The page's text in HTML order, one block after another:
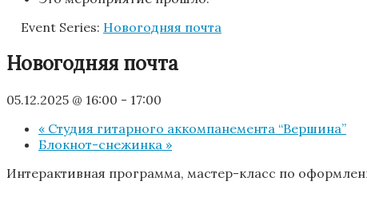
Event Series: Новогодняя почта
Новогодняя почта
05.12.2025 @ 16:00 - 17:00
« Студия гитарного аккомпанемента “Вершина”
Блокнот-снежинка »
Интерактивная программа, мастер-класс по